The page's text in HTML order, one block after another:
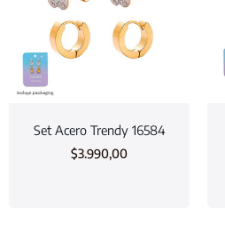
Set Acero Trendy 16584
$3.990,00